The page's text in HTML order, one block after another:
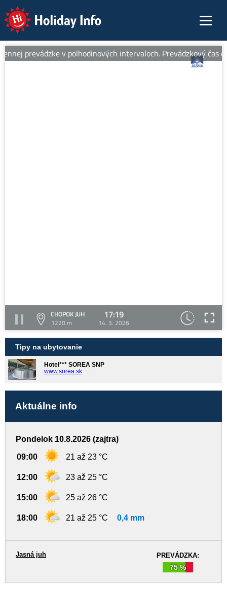
Holiday Info
prevádzke v polhodinových intervaloch. Prevádzkový čas
CHOPOK JUH
1220 m
17:19
14. 3. 2026
Tipy na ubytovanie
Hotel*** SOREA SNP
www.sorea.sk
Aktuálne info
Pondelok 10.8.2026 (zajtra)
09:00 21 až 23 °C
12:00 23 až 25 °C
15:00 25 až 26 °C
18:00 21 až 25 °C 0,4 mm
PREVÁDZKA:
75 %
Jasná juh